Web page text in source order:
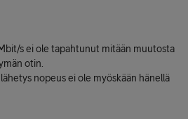
s ei ole tapahtunut mitään muutosta
otin.
nopeus ei ole myöskään hänellä